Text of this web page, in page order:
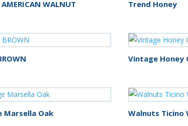
WALNUT Trend Honey
Vintage Honey
Marsella Oak Walnuts Ticino